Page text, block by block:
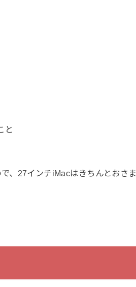
と
、27インチiMacはきちんとおさま